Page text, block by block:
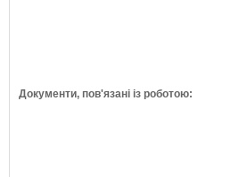
Документи, пов'язані із роботою: